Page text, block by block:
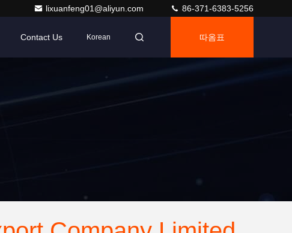
lixuanfeng01@aliyun.com 86-371-6383-5256
Contact Us Korean 따옴표